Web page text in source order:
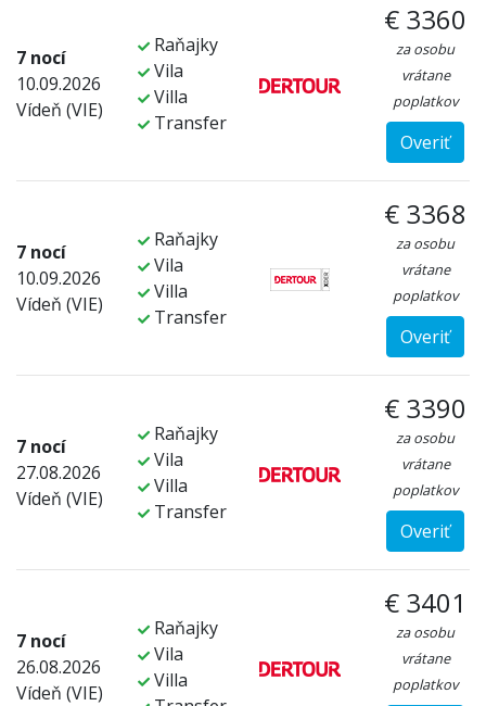
7 nocí
10.09.2026
Vídeň (VIE)
Raňajky
Vila
Villa
Transfer
€ 3360
za osobu
vrátane
poplatkov
Overiť
7 nocí
10.09.2026
Vídeň (VIE)
Raňajky
Vila
Villa
Transfer
€ 3368
za osobu
vrátane
poplatkov
Overiť
7 nocí
27.08.2026
Vídeň (VIE)
Raňajky
Vila
Villa
Transfer
€ 3390
za osobu
vrátane
poplatkov
Overiť
7 nocí
26.08.2026
Vídeň (VIE)
Raňajky
Vila
Villa
€ 3401
za osobu
vrátane
poplatkov